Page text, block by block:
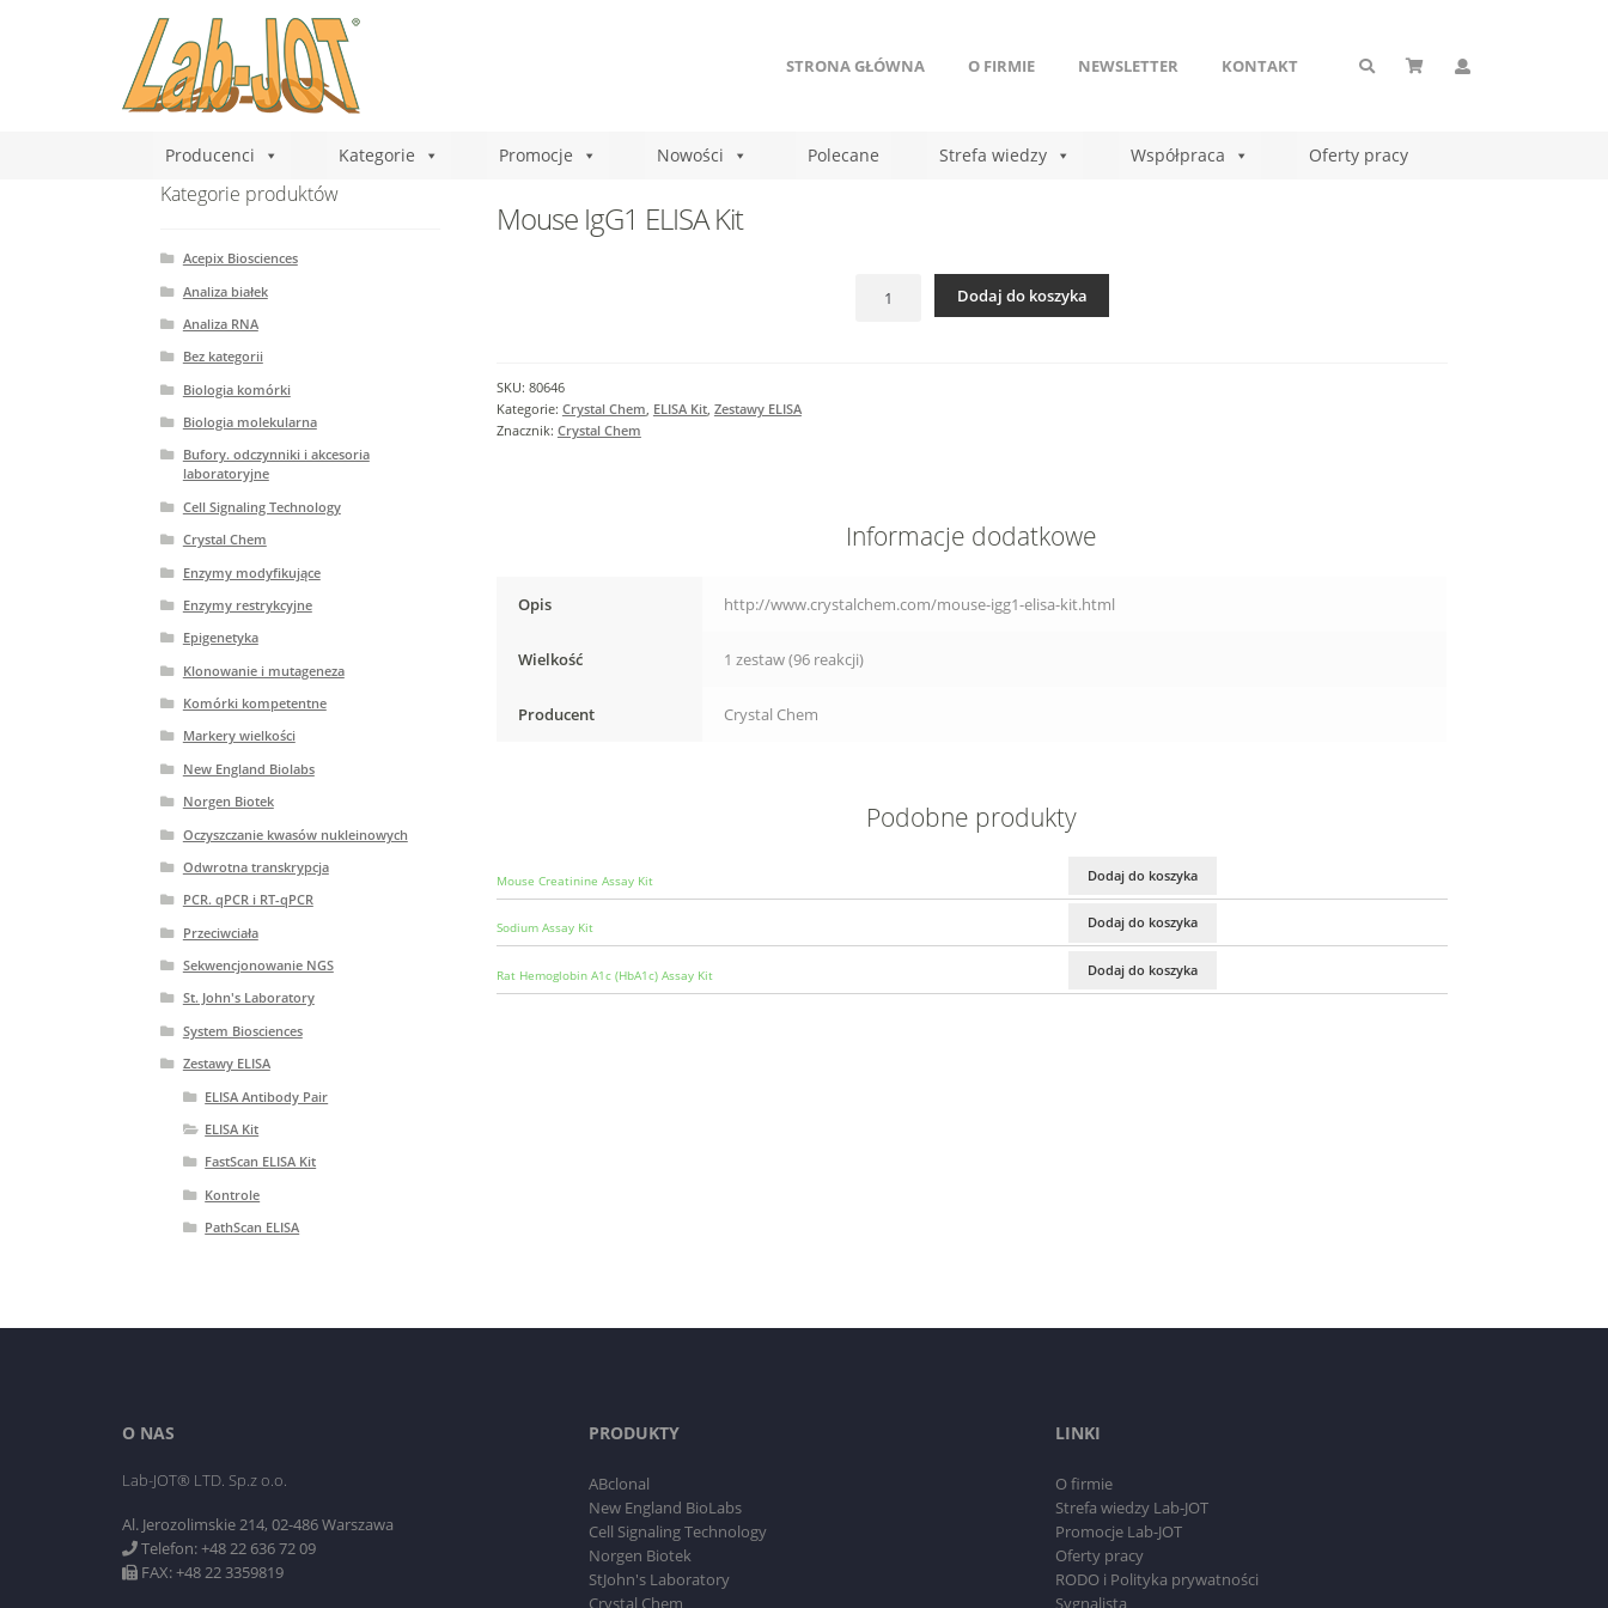
STRONA GŁÓWNA O FIRMIE NEWSLETTER KONTAKT
Producenci Kategorie Promocje Nowości Polecane Strefa wiedzy Współpraca Oferty pracy
Mouse IgG1 ELISA Kit
Mouse
Dodaj do koszyka
SKU: 80646
Kategorie: Crystal Chem, ELISA Kit, Zestawy ELISA
Znacznik: Crystal Chem
Informacje dodatkowe
Opis http://www.crystalchem.com/mouse-igg1-elisa-kit.html
Wielkość 1 zestaw (96 reakcji)
Producent Crystal Chem
Podobne produkty
Mouse Creatinine Assay Kit Dodaj do koszyka
Sodium Assay Kit Dodaj do koszyka
Rat Hemoglobin A1c (HbA1c) Assay Kit Dodaj do koszyka
Kategorie produktów
Acepix Biosciences
Analiza białek
Analiza RNA
Bez kategorii
Biologia komórki
Biologia molekularna
Bufory. odczynniki i akcesoria
laboratoryjne
Cell Signaling Technology
Crystal Chem
Enzymy modyfikujące
Enzymy restrykcyjne
Epigenetyka
Klonowanie i mutageneza
Komórki kompetentne
Markery wielkości
New England Biolabs
Norgen Biotek
Oczyszczanie kwasów nukleinowych
Odwrotna transkrypcja
PCR. qPCR i RT-qPCR
Przeciwciała
Sekwencjonowanie NGS
St. John's Laboratory
System Biosciences
Zestawy ELISA
ELISA Antibody Pair
ELISA Kit
FastScan ELISA Kit
Kontrole
PathScan ELISA
O NAS
Lab-JOT® LTD. Sp.z o.o.
Al. Jerozolimskie 214, 02-486 Warszawa
Telefon: +48 22 636 72 09
FAX: +48 22 3359819
PRODUKTY
ABclonal
New England BioLabs
Cell Signaling Technology
Norgen Biotek
StJohn's Laboratory
Crystal Chem
LINKI
O firmie
Strefa wiedzy Lab-JOT
Promocje Lab-JOT
Oferty pracy
RODO i Polityka prywatności
Sygnalista